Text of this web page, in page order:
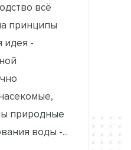
всё
принципы
идея -
природные
воды -...